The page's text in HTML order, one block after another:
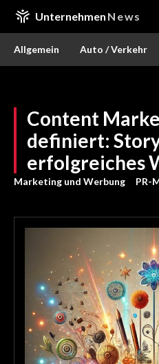
Unternehmen News
Allgemein Auto / Verkehr
Content
definiert:
erfolgreiches
Marketing und Werbung PR-